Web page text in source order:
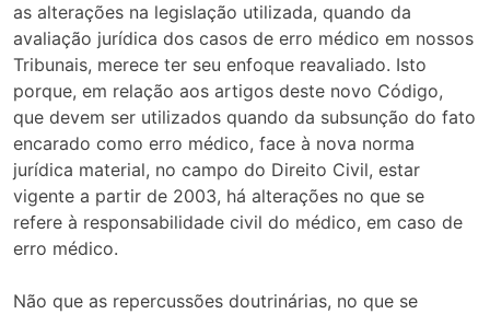
as alterações na legislação utilizada, quando da
avaliação jurídica dos casos de erro médico em nossos
Tribunais, merece ter seu enfoque reavaliado. Isto
porque, em relação aos artigos deste novo Código,
que devem ser utilizados quando da subsunção do fato
encarado como erro médico, face à nova norma
jurídica material, no campo do Direito Civil, estar
vigente a partir de 2003, há alterações no que se
refere à responsabilidade civil do médico, em caso de
erro médico.
Não que as repercussões doutrinárias, no que se